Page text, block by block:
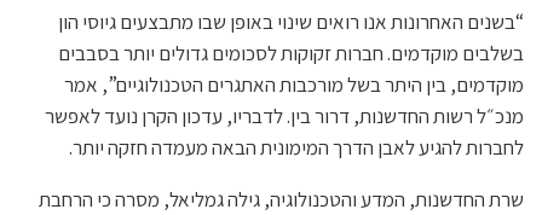
“בשנים האחרונות אנו רואים שינוי באופן שבו מתבצעים גיוסי הון
בשלבים מוקדמים. חברות זקוקות לסכומים גדולים יותר בסבבים
מוקדמים, בין היתר בשל מורכבות האתגרים הטכנולוגיים”, אמר
מנכ״ל רשות החדשנות, דרור בין. לדבריו, עדכון הקרן נועד לאפשר
לחברות להגיע לאבן הדרך המימונית הבאה מעמדה חזקה יותר.
שרת החדשנות, המדע והטכנולוגיה, גילה גמליאל, מסרה כי הרחבת